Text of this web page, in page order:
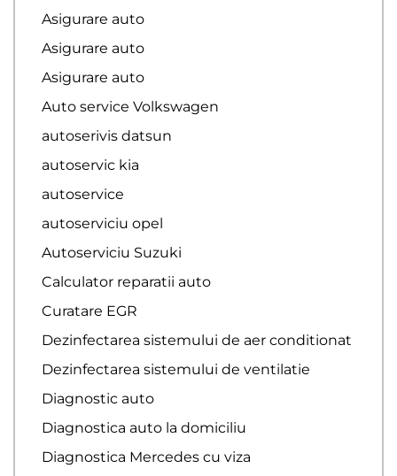
Asigurare auto
Asigurare auto
Asigurare auto
Auto service Volkswagen
autoserivis datsun
autoservic kia
autoservice
autoserviciu opel
Autoserviciu Suzuki
Calculator reparatii auto
Curatare EGR
Dezinfectarea sistemului de aer conditionat
Dezinfectarea sistemului de ventilatie
Diagnostic auto
Diagnostica auto la domiciliu
Diagnostica Mercedes cu viza